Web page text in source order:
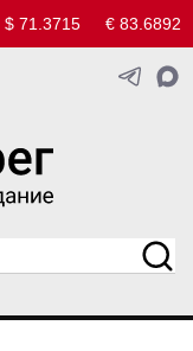
$ 71.3715 € 83.6892